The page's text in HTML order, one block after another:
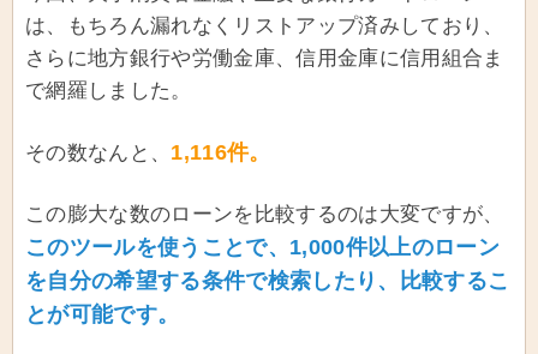
は、もちろん漏れなくリストアップ済みしており、
さらに地方銀行や労働金庫、信用金庫に信用組合ま
で網羅しました。
その数なんと、 1,116件。
この膨大な数のローンを比較するのは大変ですが、
このツールを使うことで、1,000件以上のローン
を自分の希望する条件で検索したり、比較するこ
とが可能です。